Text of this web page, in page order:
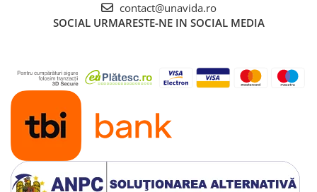
contact@unavida.ro
SOCIAL URMARESTE-NE IN SOCIAL MEDIA